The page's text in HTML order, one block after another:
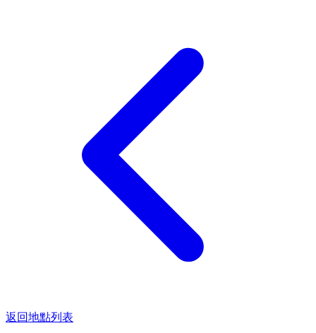
返回地點列表